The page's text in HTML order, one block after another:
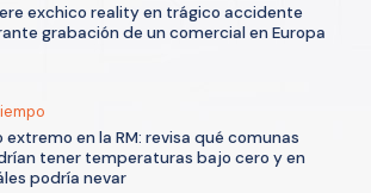
exchico reality en trágico accidente
grabación de un comercial en Europa
extremo en la RM: revisa qué comunas
tener temperaturas bajo cero y en
podría nevar